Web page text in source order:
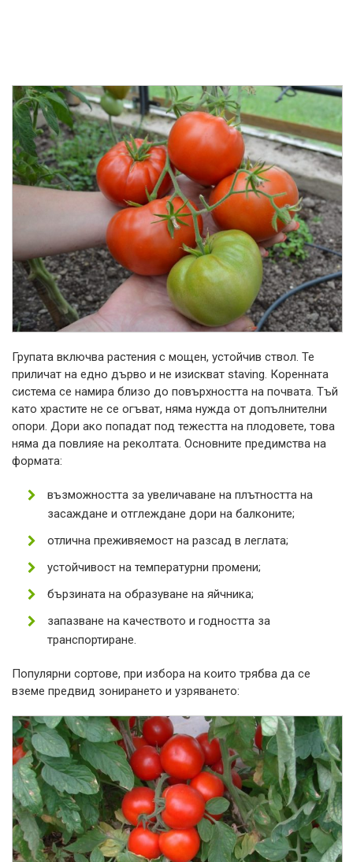
Групата включва растения с мощен, устойчив ствол. Те
приличат на едно дърво и не изискват staving. Коренната
система се намира близо до повърхността на почвата. Тъй
като храстите не се огъват, няма нужда от допълнителни
опори. Дори ако попадат под тежестта на плодовете, това
няма да повлияе на реколтата. Основните предимства на
формата:
възможността за увеличаване на плътността на
засаждане и отглеждане дори на балконите;
отлична преживяемост на разсад в леглата;
устойчивост на температурни промени;
бързината на образуване на яйчника;
запазване на качеството и годността за
транспортиране.
Популярни сортове, при избора на които трябва да се
вземе предвид зонирането и узряването: